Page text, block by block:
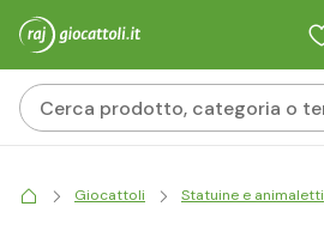
Giocattoli Statuine e animaletti